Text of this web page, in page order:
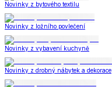
Novinky z bytového textilu
Novinky z ložního povlečení
Novinky z vybavení kuchyně
Novinky z drobný nábytek a dekorace